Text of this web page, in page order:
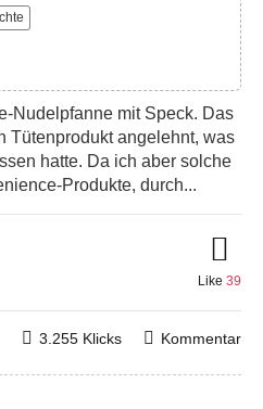
Nudelpfanne mit Speck. Das
Tütenprodukt angelehnt, was
hatte. Da ich aber solche
Produkte, durch...
Like 39
Kommentar
3.255 Klicks